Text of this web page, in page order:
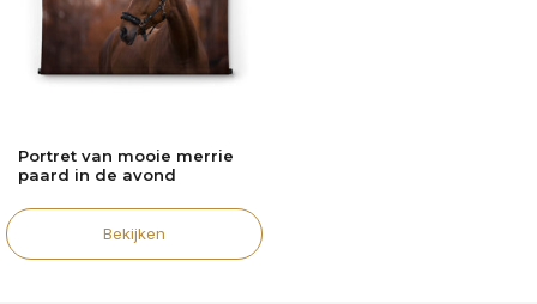
Portret van mooie merrie
paard in de avond
Bekijken